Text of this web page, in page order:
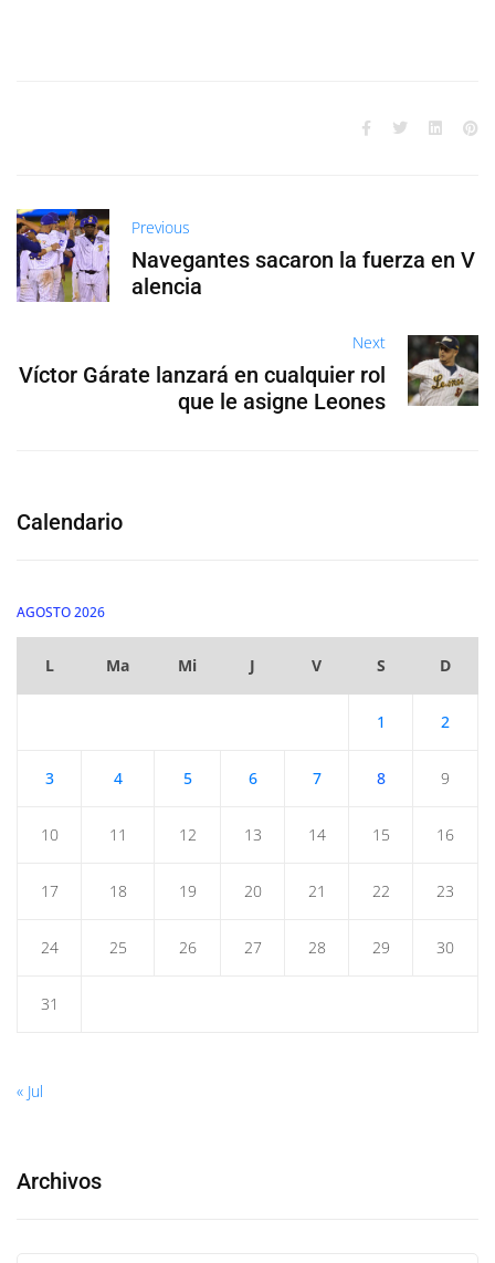
Previous
Navegantes sacaron la fuerza en V
alencia
Next
Víctor Gárate lanzará en cualquier rol
que le asigne Leones
Calendario
AGOSTO 2026
L Ma Mi J V S D
1 2
3 4 5 6 7 8 9
10 11 12 13 14 15 16
17 18 19 20 21 22 23
24 25 26 27 28 29 30
31
« Jul
Archivos